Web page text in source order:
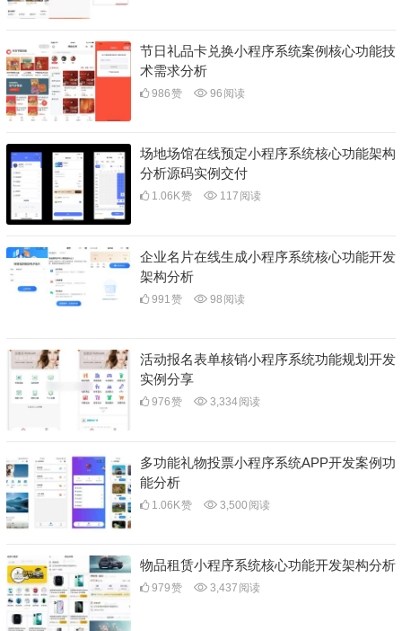
节日礼品卡兑换小程序系统案例核心功能技
术需求分析
986赞 96 阅读
场地场馆在线预定小程序系统核心功能架构
分析源码实例交付
1.06K赞 117 阅读
企业名片在线生成小程序系统核心功能开发
架构分析
991赞 98 阅读
活动报名表单核销小程序系统功能规划开发
实例分享
976赞 3,334阅读
多功能礼物投票小程序系统APP开发案例功
能分析
1.06K赞 3,500 阅读
物品租赁小程序系统核心功能开发架构分析
979赞 3,437 阅读